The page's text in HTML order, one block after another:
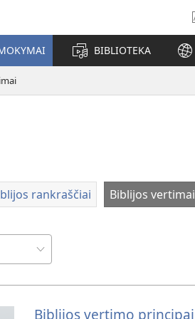
BIBLIOTEKA
rankraščiai Biblijos vertimai
Biblijos vertimo principai